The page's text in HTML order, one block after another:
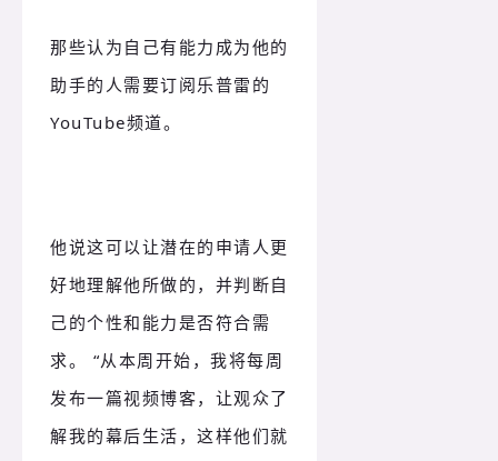
那些认为自己有能力成为他的
助手的人需要订阅乐普雷的
YouTube频道。
他说这可以让潜在的申请人更
好地理解他所做的，并判断自
己的个性和能力是否符合需
求。 “从本周开始，我将每周
发布一篇视频博客，让观众了
解我的幕后生活，这样他们就